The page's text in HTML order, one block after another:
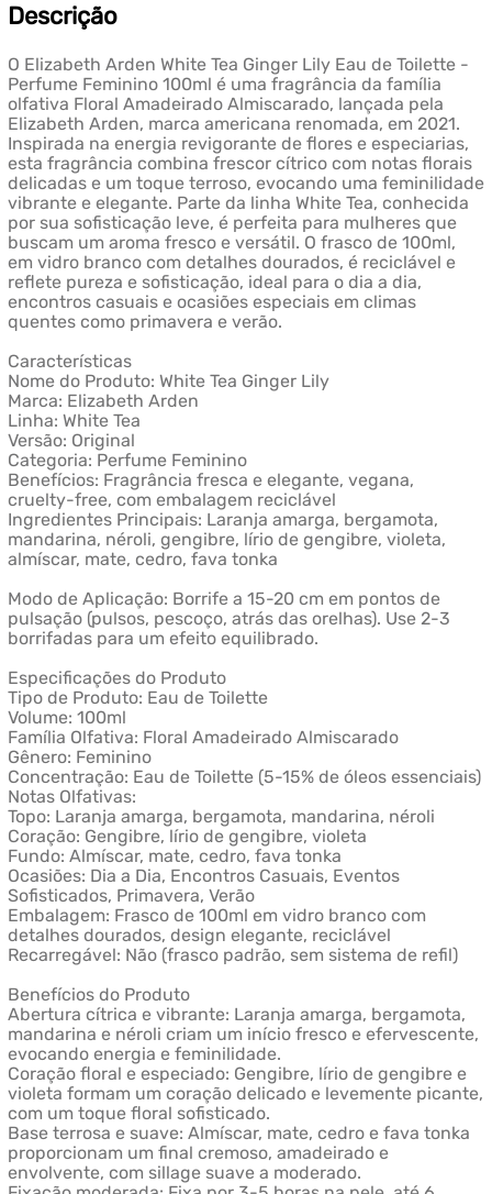
Descrição
O Elizabeth Arden White Tea Ginger Lily Eau de Toilette -
Perfume Feminino 100ml é uma fragrância da família
olfativa Floral Amadeirado Almiscarado, lançada pela
Elizabeth Arden, marca americana renomada, em 2021.
Inspirada na energia revigorante de flores e especiarias,
esta fragrância combina frescor cítrico com notas florais
delicadas e um toque terroso, evocando uma feminilidade
vibrante e elegante. Parte da linha White Tea, conhecida
por sua sofisticação leve, é perfeita para mulheres que
buscam um aroma fresco e versátil. O frasco de 100ml,
em vidro branco com detalhes dourados, é reciclável e
reflete pureza e sofisticação, ideal para o dia a dia,
encontros casuais e ocasiões especiais em climas
quentes como primavera e verão.
Características
Nome do Produto: White Tea Ginger Lily
Marca: Elizabeth Arden
Linha: White Tea
Versão: Original
Categoria: Perfume Feminino
Benefícios: Fragrância fresca e elegante, vegana,
cruelty-free, com embalagem reciclável
Ingredientes Principais: Laranja amarga, bergamota,
mandarina, néroli, gengibre, lírio de gengibre, violeta,
almíscar, mate, cedro, fava tonka
Modo de Aplicação: Borrife a 15-20 cm em pontos de
pulsação (pulsos, pescoço, atrás das orelhas). Use 2-3
borrifadas para um efeito equilibrado.
Especificações do Produto
Tipo de Produto: Eau de Toilette
Volume: 100ml
Família Olfativa: Floral Amadeirado Almiscarado
Gênero: Feminino
Concentração: Eau de Toilette (5-15% de óleos essenciais)
Notas Olfativas:
Topo: Laranja amarga, bergamota, mandarina, néroli
Coração: Gengibre, lírio de gengibre, violeta
Fundo: Almíscar, mate, cedro, fava tonka
Ocasiões: Dia a Dia, Encontros Casuais, Eventos
Sofisticados, Primavera, Verão
Embalagem: Frasco de 100ml em vidro branco com
detalhes dourados, design elegante, reciclável
Recarregável: Não (frasco padrão, sem sistema de refil)
Benefícios do Produto
Abertura cítrica e vibrante: Laranja amarga, bergamota,
mandarina e néroli criam um início fresco e efervescente,
evocando energia e feminilidade.
Coração floral e especiado: Gengibre, lírio de gengibre e
violeta formam um coração delicado e levemente picante,
com um toque floral sofisticado.
Base terrosa e suave: Almíscar, mate, cedro e fava tonka
proporcionam um final cremoso, amadeirado e
envolvente, com sillage suave a moderado.